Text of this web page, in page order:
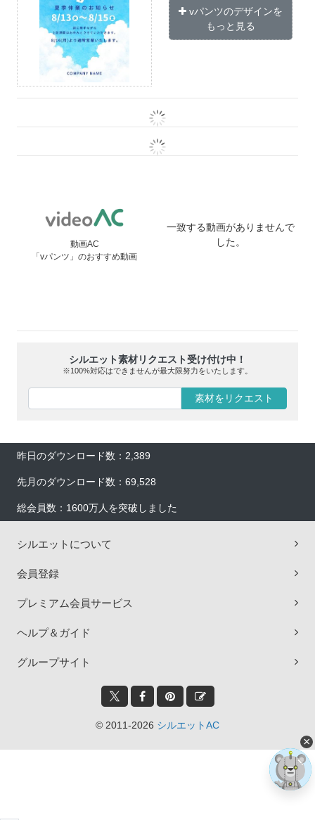
vパンツのデザインを
もっと見る
動画AC
「vパンツ」のおすすめ動画
一致する動画がありませんで
した。
シルエット素材リクエスト受け付け中！
※100%対応はできませんが最大限努力をいたします。
素材をリクエスト
昨日のダウンロード数：2,389
先月のダウンロード数：69,528
総会員数：1600万人を突破しました
シルエットについて
会員登録
プレミアム会員サービス
ヘルプ＆ガイド
グループサイト
© 2011-2026 シルエットAC
×